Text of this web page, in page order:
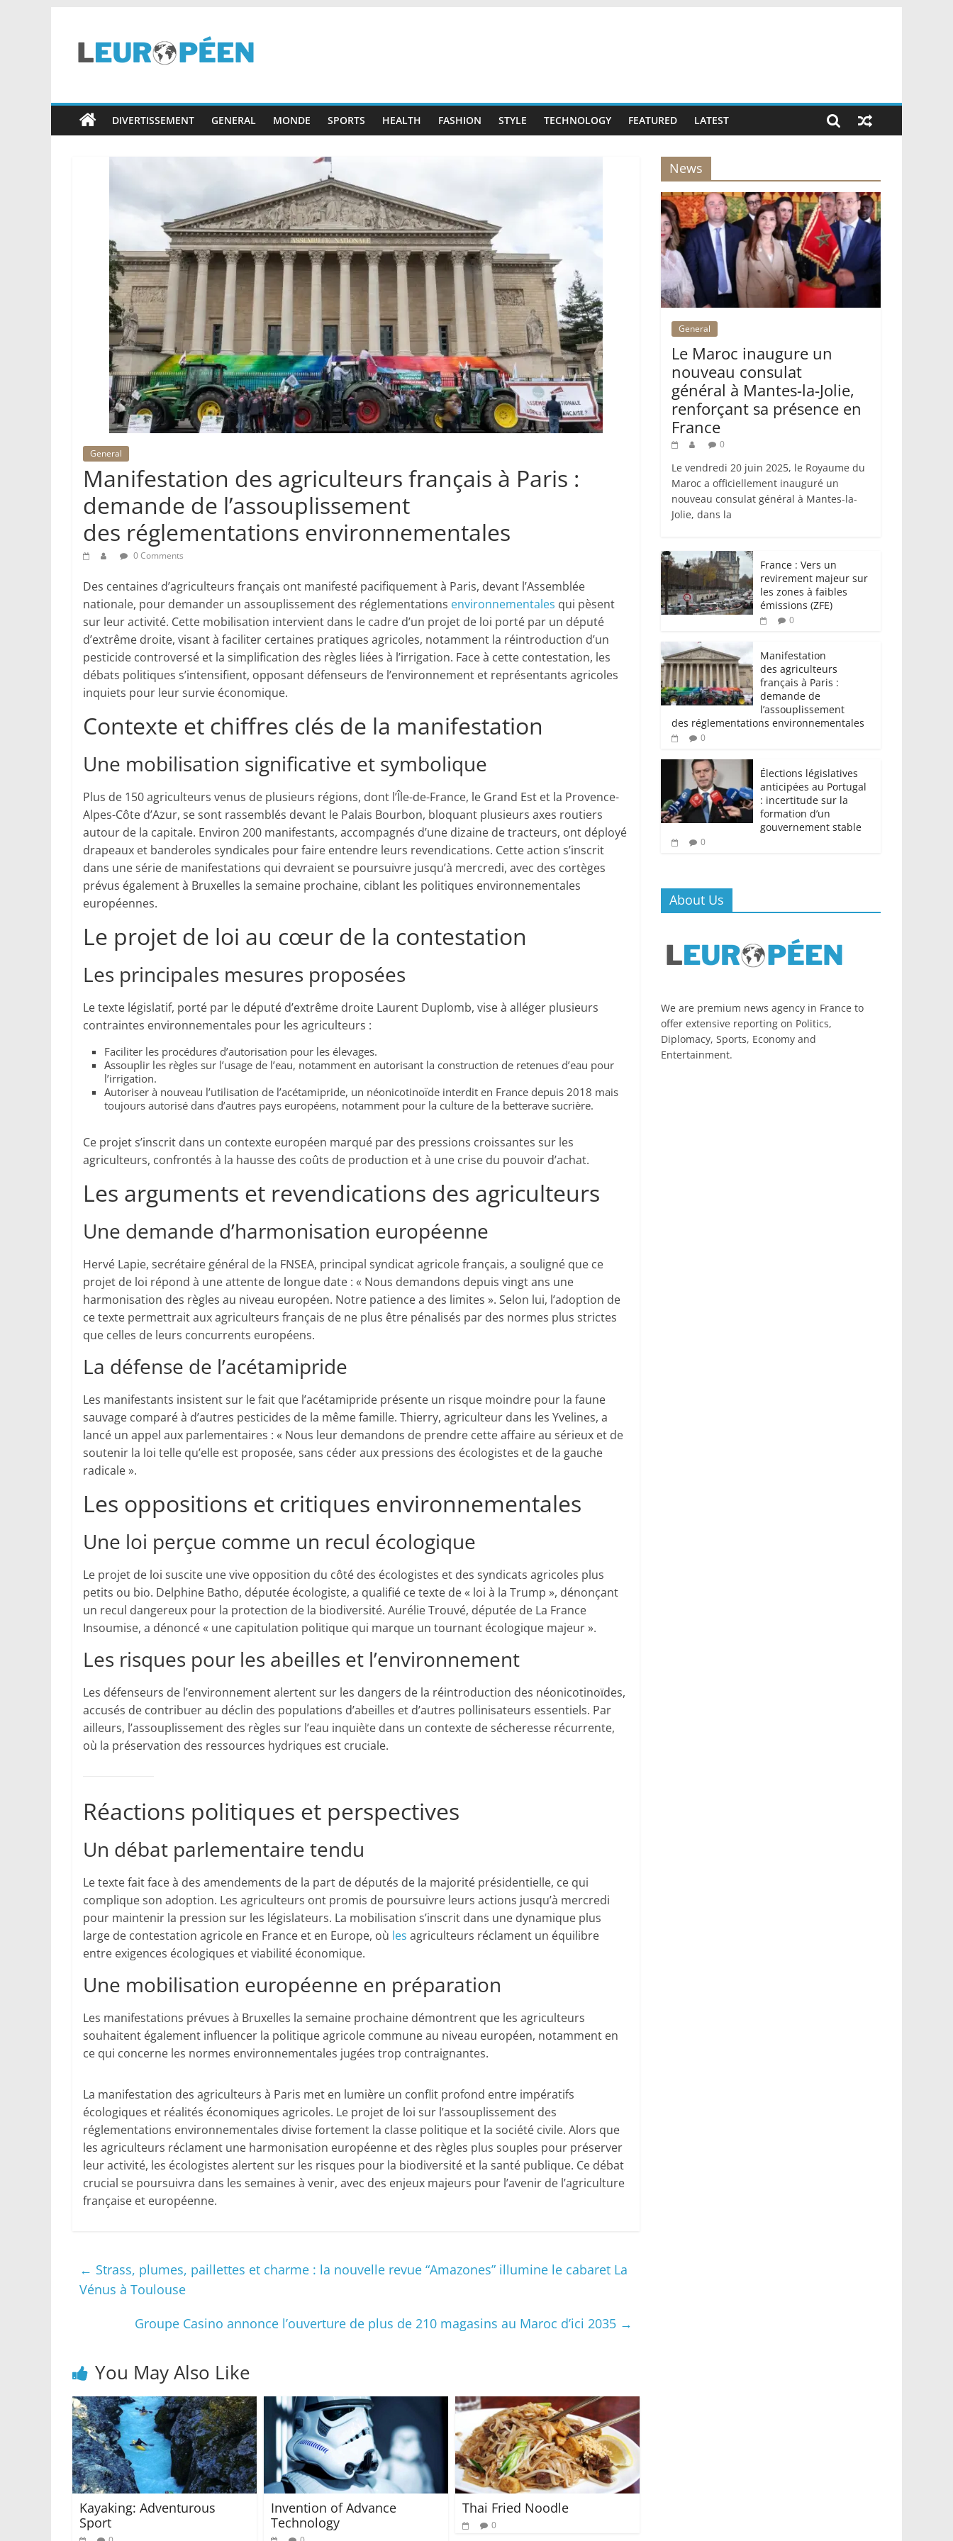
leuropéen.com
DIVERTISSEMENT GENERAL MONDE SPORTS HEALTH FASHION STYLE TECHNOLOGY FEATURED LATEST
General
Manifestation des agriculteurs français à Paris :
demande de l’assouplissement
des réglementations environnementales
0 Comments
Des centaines d’agriculteurs français ont manifesté pacifiquement à Paris, devant l’Assemblée
nationale, pour demander un assouplissement des réglementations environnementales qui pèsent
sur leur activité. Cette mobilisation intervient dans le cadre d’un projet de loi porté par un député
d’extrême droite, visant à faciliter certaines pratiques agricoles, notamment la réintroduction d’un
pesticide controversé et la simplification des règles liées à l’irrigation. Face à cette contestation, les
débats politiques s’intensifient, opposant défenseurs de l’environnement et représentants agricoles
inquiets pour leur survie économique.
Contexte et chiffres clés de la manifestation
Une mobilisation significative et symbolique
Plus de 150 agriculteurs venus de plusieurs régions, dont l’Île-de-France, le Grand Est et la Provence-
Alpes-Côte d’Azur, se sont rassemblés devant le Palais Bourbon, bloquant plusieurs axes routiers
autour de la capitale. Environ 200 manifestants, accompagnés d’une dizaine de tracteurs, ont déployé
drapeaux et banderoles syndicales pour faire entendre leurs revendications. Cette action s’inscrit
dans une série de manifestations qui devraient se poursuivre jusqu’à mercredi, avec des cortèges
prévus également à Bruxelles la semaine prochaine, ciblant les politiques environnementales
européennes.
Le projet de loi au cœur de la contestation
Les principales mesures proposées
Le texte législatif, porté par le député d’extrême droite Laurent Duplomb, vise à alléger plusieurs
contraintes environnementales pour les agriculteurs :
Faciliter les procédures d’autorisation pour les élevages.
Assouplir les règles sur l’usage de l’eau, notamment en autorisant la construction de retenues d’eau pour
l’irrigation.
Autoriser à nouveau l’utilisation de l’acétamipride, un néonicotinoïde interdit en France depuis 2018 mais
toujours autorisé dans d’autres pays européens, notamment pour la culture de la betterave sucrière.
Ce projet s’inscrit dans un contexte européen marqué par des pressions croissantes sur les
agriculteurs, confrontés à la hausse des coûts de production et à une crise du pouvoir d’achat.
Les arguments et revendications des agriculteurs
Une demande d’harmonisation européenne
Hervé Lapie, secrétaire général de la FNSEA, principal syndicat agricole français, a souligné que ce
projet de loi répond à une attente de longue date : « Nous demandons depuis vingt ans une
harmonisation des règles au niveau européen. Notre patience a des limites ». Selon lui, l’adoption de
ce texte permettrait aux agriculteurs français de ne plus être pénalisés par des normes plus strictes
que celles de leurs concurrents européens.
La défense de l’acétamipride
Les manifestants insistent sur le fait que l’acétamipride présente un risque moindre pour la faune
sauvage comparé à d’autres pesticides de la même famille. Thierry, agriculteur dans les Yvelines, a
lancé un appel aux parlementaires : « Nous leur demandons de prendre cette affaire au sérieux et de
soutenir la loi telle qu’elle est proposée, sans céder aux pressions des écologistes et de la gauche
radicale ».
Les oppositions et critiques environnementales
Une loi perçue comme un recul écologique
Le projet de loi suscite une vive opposition du côté des écologistes et des syndicats agricoles plus
petits ou bio. Delphine Batho, députée écologiste, a qualifié ce texte de « loi à la Trump », dénonçant
un recul dangereux pour la protection de la biodiversité. Aurélie Trouvé, députée de La France
Insoumise, a dénoncé « une capitulation politique qui marque un tournant écologique majeur ».
Les risques pour les abeilles et l’environnement
Les défenseurs de l’environnement alertent sur les dangers de la réintroduction des néonicotinoïdes,
accusés de contribuer au déclin des populations d’abeilles et d’autres pollinisateurs essentiels. Par
ailleurs, l’assouplissement des règles sur l’eau inquiète dans un contexte de sécheresse récurrente,
où la préservation des ressources hydriques est cruciale.
Réactions politiques et perspectives
Un débat parlementaire tendu
Le texte fait face à des amendements de la part de députés de la majorité présidentielle, ce qui
complique son adoption. Les agriculteurs ont promis de poursuivre leurs actions jusqu’à mercredi
pour maintenir la pression sur les législateurs. La mobilisation s’inscrit dans une dynamique plus
large de contestation agricole en France et en Europe, où les agriculteurs réclament un équilibre
entre exigences écologiques et viabilité économique.
Une mobilisation européenne en préparation
Les manifestations prévues à Bruxelles la semaine prochaine démontrent que les agriculteurs
souhaitent également influencer la politique agricole commune au niveau européen, notamment en
ce qui concerne les normes environnementales jugées trop contraignantes.
La manifestation des agriculteurs à Paris met en lumière un conflit profond entre impératifs
écologiques et réalités économiques agricoles. Le projet de loi sur l’assouplissement des
réglementations environnementales divise fortement la classe politique et la société civile. Alors que
les agriculteurs réclament une harmonisation européenne et des règles plus souples pour préserver
leur activité, les écologistes alertent sur les risques pour la biodiversité et la santé publique. Ce débat
crucial se poursuivra dans les semaines à venir, avec des enjeux majeurs pour l’avenir de l’agriculture
française et européenne.
← Strass, plumes, paillettes et charme : la nouvelle revue “Amazones” illumine le cabaret La
Vénus à Toulouse
Groupe Casino annonce l’ouverture de plus de 210 magasins au Maroc d’ici 2035 →
You May Also Like
Kayaking: Adventurous
Sport
Invention of Advance
Technology
Thai Fried Noodle
0
News
General
Le Maroc inaugure un
nouveau consulat
général à Mantes-la-Jolie,
renforçant sa présence en
France
0
Le vendredi 20 juin 2025, le Royaume du
Maroc a officiellement inauguré un
nouveau consulat général à Mantes-la-
Jolie, dans la
France : Vers un
revirement majeur sur
les zones à faibles
émissions (ZFE)
0
Manifestation
des agriculteurs
français à Paris :
demande de
l’assouplissement
des réglementations environnementales
0
Élections législatives
anticipées au Portugal
: incertitude sur la
formation d’un
gouvernement stable
0
About Us
We are premium news agency in France to
offer extensive reporting on Politics,
Diplomacy, Sports, Economy and
Entertainment.